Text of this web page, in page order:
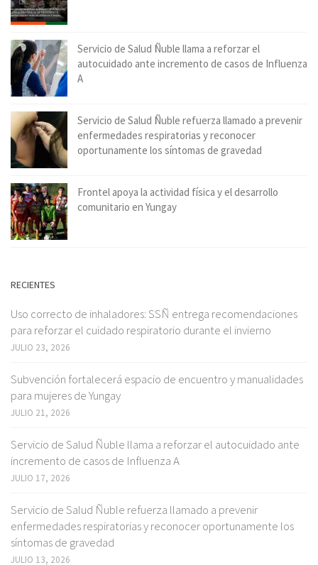
Servicio de Salud Ñuble llama a reforzar el
autocuidado ante incremento de casos de Influenza
A
Servicio de Salud Ñuble refuerza llamado a prevenir
enfermedades respiratorias y reconocer
oportunamente los síntomas de gravedad
Frontel apoya la actividad física y el desarrollo
comunitario en Yungay
RECIENTES
Uso correcto de inhaladores: SSÑ entrega recomendaciones
para reforzar el cuidado respiratorio durante el invierno
JULIO 23, 2026
Subvención fortalecerá espacio de encuentro y manualidades
para mujeres de Yungay
JULIO 21, 2026
Servicio de Salud Ñuble llama a reforzar el autocuidado ante
incremento de casos de Influenza A
JULIO 17, 2026
Servicio de Salud Ñuble refuerza llamado a prevenir
enfermedades respiratorias y reconocer oportunamente los
síntomas de gravedad
JULIO 13, 2026